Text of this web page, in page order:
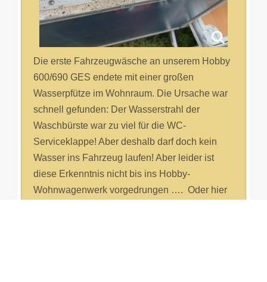
Die erste Fahrzeugwäsche an unserem Hobby
600/690 GES endete mit einer großen
Wasserpfütze im Wohnraum. Die Ursache war
schnell gefunden: Der Wasserstrahl der
Waschbürste war zu viel für die WC-
Serviceklappe! Aber deshalb darf doch kein
Wasser ins Fahrzeug laufen! Aber leider ist
diese Erkenntnis nicht bis ins Hobby-
Wohnwagenwerk vorgedrungen …. Oder hier